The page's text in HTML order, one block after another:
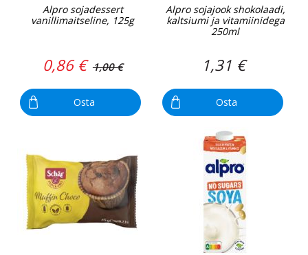
Alpro sojadessert
vanillimaitseline, 125g
0,86 € 1,00 €
Osta
Alpro sojajook shokolaadi,
kaltsiumi ja vitamiinidega
250ml
1,31 €
Osta